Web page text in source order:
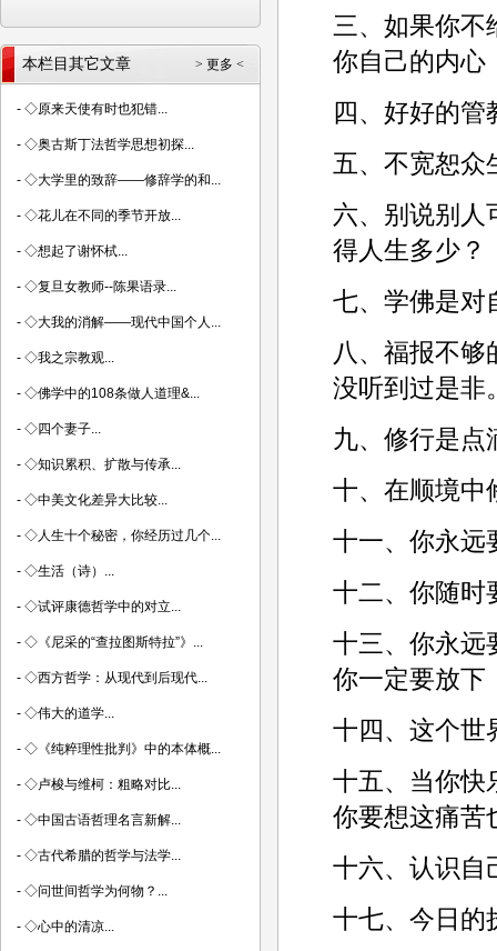
三、如果你不
你自己的内心
四、好好的管
五、不宽恕众
六、别说别人
得人生多少？­
七、学佛是对
八、福报不够
没听到过是非
九、修行是点
十、在顺境中
十一、你永远
十二、你随时
十三、你永远
你一定要放下
十四、这个世
十五、当你快
你要想这痛苦
十六、认识自
十七、今日的
> 更多 <
本栏目其它文章
- ◇原来天使有时也犯错...
- ◇奥古斯丁法哲学思想初探...
- ◇大学里的致辞——修辞学的和...
- ◇花儿在不同的季节开放...
- ◇想起了谢怀栻...
- ◇复旦女教师--陈果语录...
- ◇大我的消解——现代中国个人...
- ◇我之宗教观...
- ◇佛学中的108条做人道理&...
- ◇四个妻子...
- ◇知识累积、扩散与传承...
- ◇中美文化差异大比较...
- ◇人生十个秘密，你经历过几个...
- ◇生活（诗）...
- ◇试评康德哲学中的对立...
- ◇《尼采的“查拉图斯特拉”》...
- ◇西方哲学：从现代到后现代...
- ◇伟大的道学...
- ◇《纯粹理性批判》中的本体概...
- ◇卢梭与维柯：粗略对比...
- ◇中国古语哲理名言新解...
- ◇古代希腊的哲学与法学...
- ◇问世间哲学为何物？...
- ◇心中的清凉...